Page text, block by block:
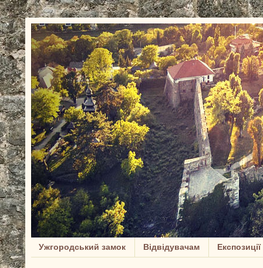
Ужгородський замок Відвідувачам Експозиції